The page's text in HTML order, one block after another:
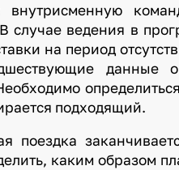
внутрисменную
случае ведения в
на период
данные
подходящий.
поездка
каким образом